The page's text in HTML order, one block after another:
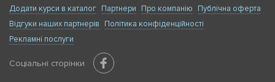
Додати курси в каталог Партнери Про компанію
Публічна оферта
Відгуки наших партнерів
Політика конфіденційності
Рекламні послуги
Соціальні сторінки